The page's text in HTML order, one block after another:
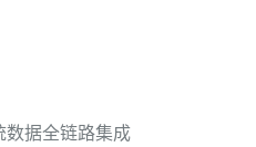
据全链路集成